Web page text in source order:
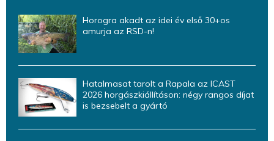
Horogra akadt az idei év első 30+os
amurja az RSD-n!
Hatalmasat tarolt a Rapala az ICAST
2026 horgászkiállításon: négy rangos díjat
is bezsebelt a gyártó